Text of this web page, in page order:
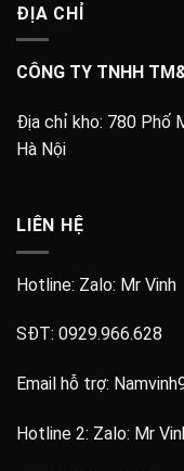
ĐỊA CHỈ
CÔNG TY TNHH
Địa chỉ kho: 780 Phố
Hà Nội
LIÊN HỆ
Hotline: Zalo: Mr Vinh
SĐT: 0929.966.628
Email hỗ trợ:
Hotline 2: Zalo: Mr